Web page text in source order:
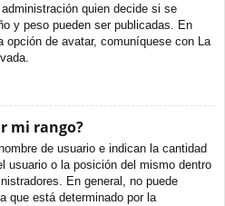
quien decide si se
y peso pueden ser publicadas. En
opción de avatar, comuníquese con La
mi rango?
de usuario e indican la cantidad
usuario o la posición del mismo dentro
En general, no puede
que está determinado por la